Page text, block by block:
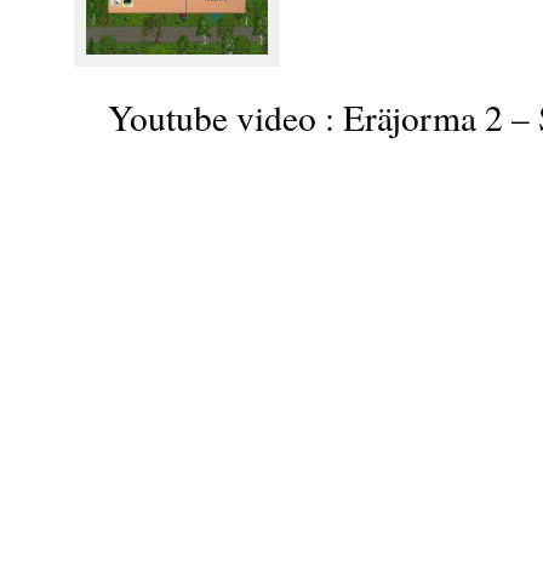
Youtube video : Eräjorma 2 –